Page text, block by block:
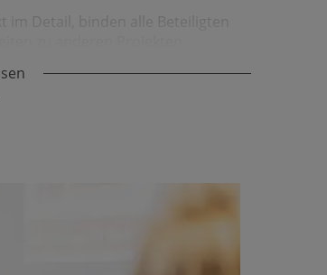
über­arbeiten wir gemeinsam
dabei die interne Unter­
Ihnen unsere Expert:innen
und die
Unternehmens­bereiche.